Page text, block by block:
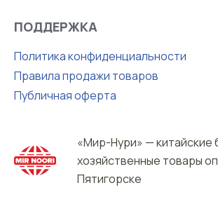
«Мир-Нури» — китайские
хозяйственные товары
Пятигорске
ПОДДЕРЖКА
Политика конфиденциальности
Правила продажи товаров
Публичная оферта